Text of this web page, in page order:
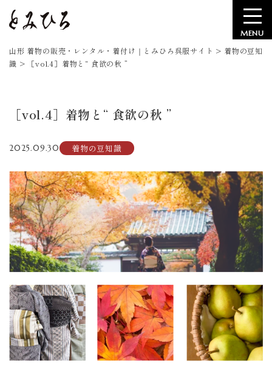
MENU
山形 着物の販売・レンタル・着付け｜とみひろ呉服サイト > 着物の豆知
識 > ［vol.4］着物と“ 食欲の秋 ”
［vol.4］着物と“ 食欲の秋 ”
2025.09.30 着物の豆知識